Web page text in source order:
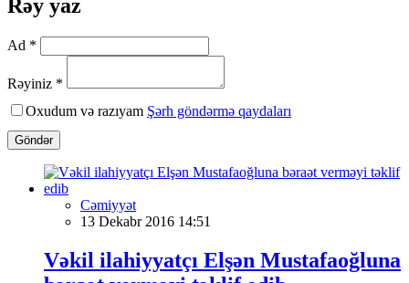
Rəy yaz
Ad *
Rəyiniz *
Oxudum və razıyam Şərh göndərmə qaydaları
Göndər
Cəmiyyət
13 Dekabr 2016 14:51
Vəkil ilahiyyatçı Elşən Mustafaoğluna